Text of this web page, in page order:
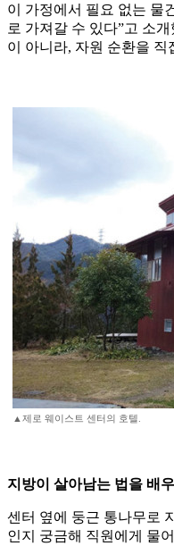
이 가정에서 필요 없는 물
로 가져갈 수 있다”고 소
이 아니라, 자원 순환을
▲제로 웨이스트 센터의 호텔.
지방이 살아남는 법을 배
센터 옆에 둥근 통나무로
인지 궁금해 직원에게 물